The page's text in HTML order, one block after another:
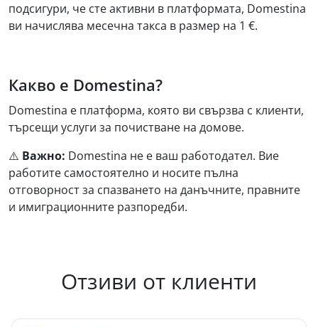
подсигури, че сте активни в платформата, Domestina
ви начислява месечна такса в размер на 1 €.
Какво е Domestina?
Domestina е платформа, която ви свързва с клиенти,
търсещи услуги за почистване на домове.
⚠️ ️️ Важно: Domestina не е ваш работодател. Вие
работите самостоятелно и носите пълна
отговорност за спазването на данъчните, правните
и имиграционните разпоредби.
Отзиви от клиенти